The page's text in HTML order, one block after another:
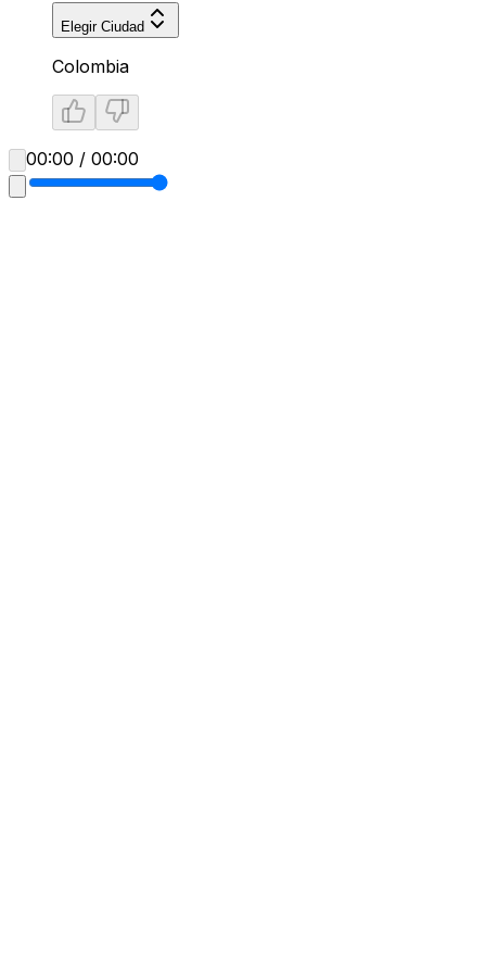
Elegir Ciudad
Colombia
00:00 / 00:00